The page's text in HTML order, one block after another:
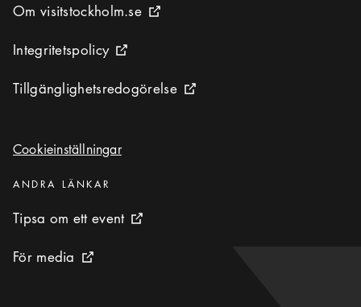
Om visitstockholm.se
Om visitstockholm.se Extern ikon
Integritetspolicy
Integritetspolicy Extern ikon
Tillgänglighetsredogörelse
Tillgänglighetsredogörelse Extern ikon
Cookieinställningar
Cookieinställningar
Kategorier :
ANDRA LÄNKAR
Tipsa om ett event
Tipsa om ett event Extern ikon
För media
För media Extern ikon